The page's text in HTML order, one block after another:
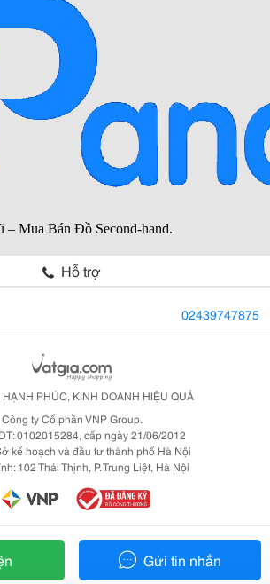
Gửi tin nhắn
Hỗ trợ
02439747875
HẠNH PHÚC, KINH DOANH HIỆU QUẢ
Công ty Cổ phần VNP Group.
0102015284, cấp ngày 21/06/2012
kế hoạch và đầu tư thành phố Hà Nội
102 Thái Thịnh, P. Trung Liệt, Hà Nội